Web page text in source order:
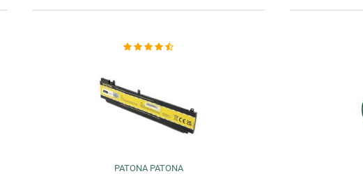
PATONA PATONA